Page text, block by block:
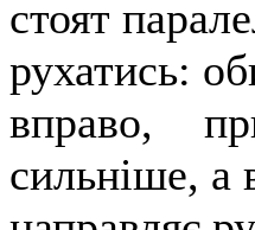
стоят
рухатись:
вправо,
сильніше, а